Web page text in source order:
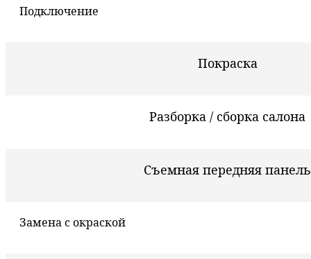
Подключение
Покраска
Разборка / сборка салона
Съемная передняя панель
Замена с окраской